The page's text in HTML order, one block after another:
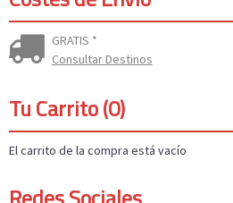
GRATIS *
Consultar Destinos
Tu Carrito (0)
El carrito de la compra está vacío
Redes Sociales